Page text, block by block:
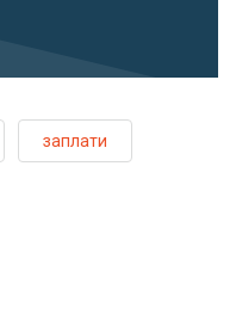
заплати